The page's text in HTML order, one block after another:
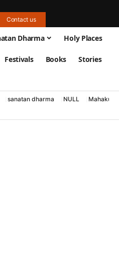
Contact us
Dharma Holy Places
Festivals Books Stories
sanatan dharma NULL